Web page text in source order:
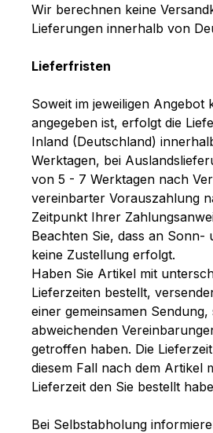
Wir berechnen keine
Lieferungen innerhalb von
Lieferfristen
Soweit im jeweiligen Angebot
angegeben ist, erfolgt die
Inland (Deutschland)
Werktagen, bei
von 5 - 7 Werktagen nach
vereinbarter Vorauszahlung
Zeitpunkt Ihrer
Beachten Sie, dass an Sonn-
keine Zustellung erfolgt.
Haben Sie Artikel mit
Lieferzeiten bestellt,
einer gemeinsamen
abweichenden
getroffen haben. Die
diesem Fall nach dem Artikel
Lieferzeit den Sie bestellt
Bei Selbstabholung